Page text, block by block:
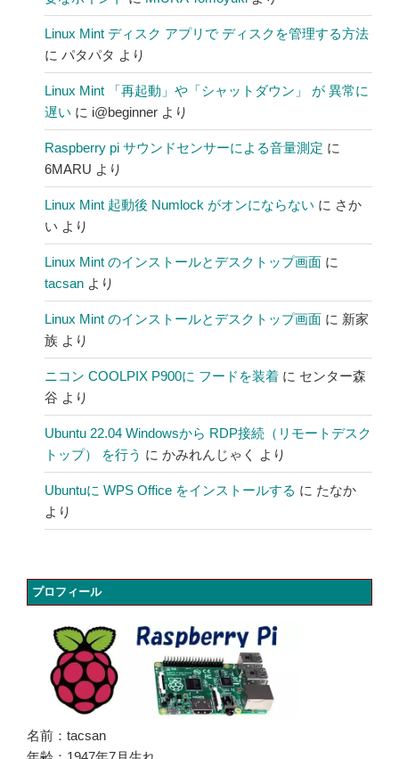
Linux Mint ディスク アプリで ディスクを管理する方法
に パタパタ より
Linux Mint 「再起動」や「シャットダウン」 が 異常に
遅い に i@beginner より
Raspberry pi サウンドセンサーによる音量測定 に
6MARU より
Linux Mint 起動後 Numlock がオンにならない に さか
い より
Linux Mint のインストールとデスクトップ画面 に
tacsan より
Linux Mint のインストールとデスクトップ画面 に 新家
族 より
ニコン COOLPIX P900に フードを装着 に センター森
谷 より
Ubuntu 22.04 Windowsから RDP接続（リモートデスク
トップ） を行う に かみれんじゃく より
Ubuntuに WPS Office をインストールする に たなか
より
プロフィール
名前：tacsan